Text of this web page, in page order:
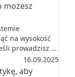
możesz
na wysokość
prowadzisz …
16.09.2025
aby